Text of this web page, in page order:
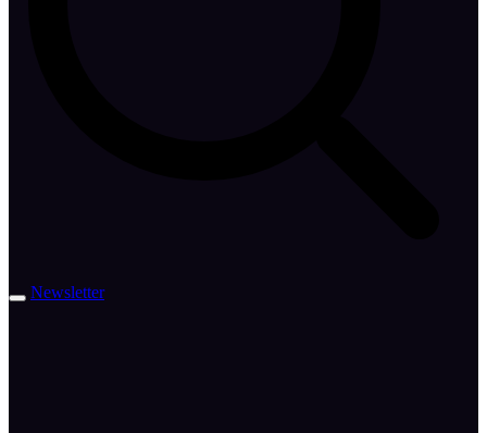
Newsletter